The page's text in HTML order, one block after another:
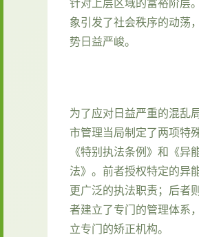
象引发了社会秩序的动荡
势日益严峻。
为了应对日益严重的混乱
市管理当局制定了两项特殊
《特别执法条例》和《异
法》。前者授权特定的异
更广泛的执法职责；后者
者建立了专门的管理体系
立专门的矫正机构。